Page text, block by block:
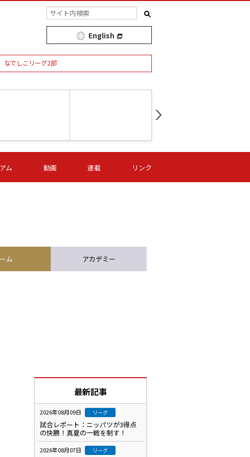
English
なでしこリーグ2部
第16節 09/06 (日) 15:00
-
第16節 09/06 (日) 15:00
- -
ム 動画 連載 リンク
ム アカデミー
最新記事
2026年08月09日 リーグ
試合レポート：ニッパツが3得点
の快勝！真夏の一戦を制す！
2026年08月07日 リーグ